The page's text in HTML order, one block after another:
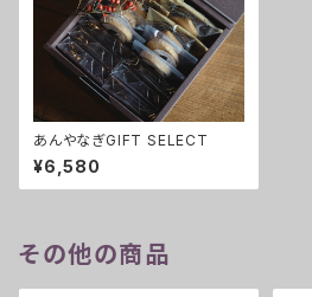
あんやなぎGIFT SELECT
¥6,580
その他の商品